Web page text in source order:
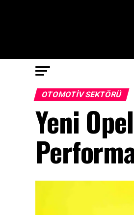
OTOMOTIV SEKTÖRÜ
Yeni